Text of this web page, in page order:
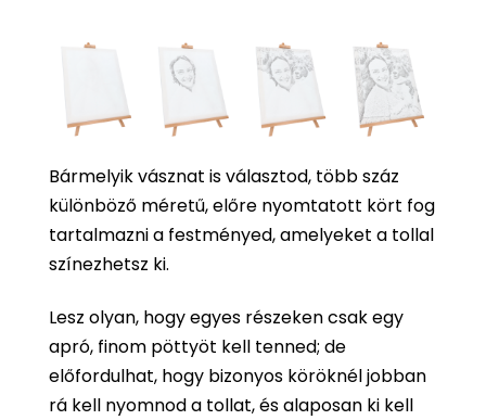
Bármelyik vásznat is választod, több száz
különböző méretű, előre nyomtatott kört fog
tartalmazni a festményed, amelyeket a tollal
színezhetsz ki.
Lesz olyan, hogy egyes részeken csak egy
apró, finom pöttyöt kell tenned; de
előfordulhat, hogy bizonyos köröknél jobban
rá kell nyomnod a tollat, és alaposan ki kell